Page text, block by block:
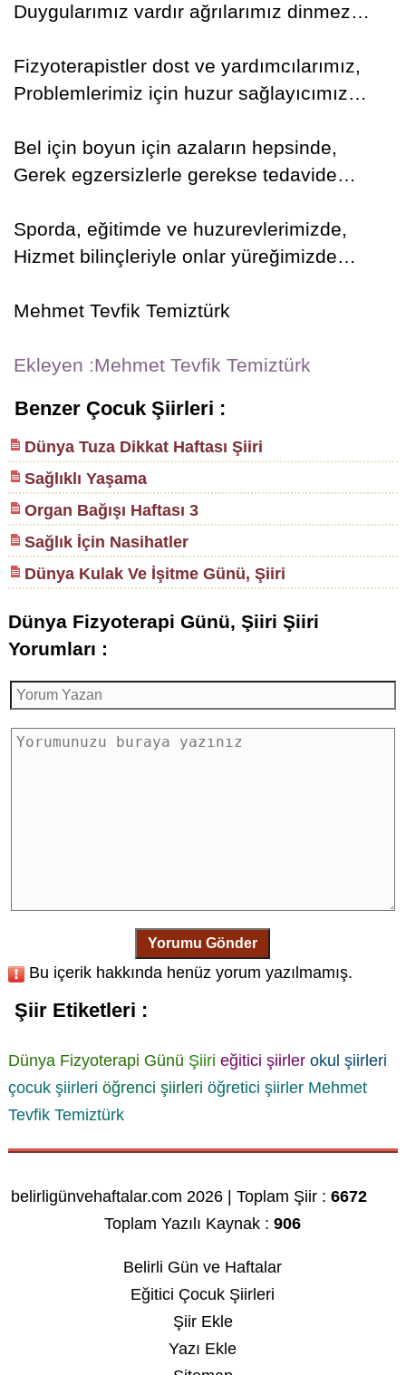
Duygularımız vardır ağrılarımız dinmez…
Fizyoterapistler dost ve yardımcılarımız,
Problemlerimiz için huzur sağlayıcımız…
Bel için boyun için azaların hepsinde,
Gerek egzersizlerle gerekse tedavide…
Sporda, eğitimde ve huzurevlerimizde,
Hizmet bilinçleriyle onlar yüreğimizde…
Mehmet Tevfik Temiztürk
Ekleyen :Mehmet Tevfik Temiztürk
Benzer Çocuk Şiirleri :
Dünya Tuza Dikkat Haftası Şiiri
Sağlıklı Yaşama
Organ Bağışı Haftası 3
Sağlık İçin Nasihatler
Dünya Kulak Ve İşitme Günü, Şiiri
Dünya Fizyoterapi Günü, Şiiri Şiiri
Yorumları :
Yorumu Gönder
Bu içerik hakkında henüz yorum yazılmamış.
Şiir Etiketleri :
Dünya Fizyoterapi Günü Şiiri eğitici şiirler okul şiirleri
çocuk şiirleri öğrenci şiirleri öğretici şiirler Mehmet
Tevfik Temiztürk
belirligünvehaftalar.com 2026 | Toplam Şiir :6672
Toplam Yazılı Kaynak :906
Belirli Gün ve Haftalar
Eğitici Çocuk Şiirleri
Şiir Ekle
Yazı Ekle